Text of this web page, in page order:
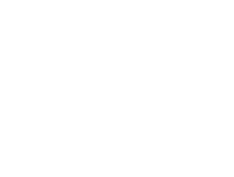
und gleichzeitig unsere
basieren auf einer